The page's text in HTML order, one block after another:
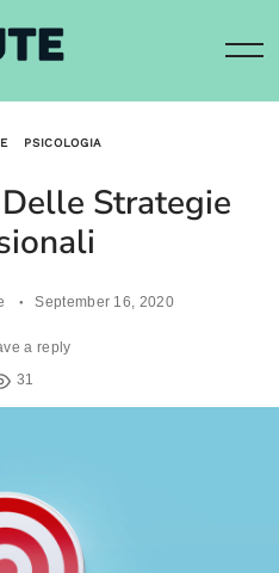
PSICOLOGIA
Strategie
September 16, 2020
a reply
31